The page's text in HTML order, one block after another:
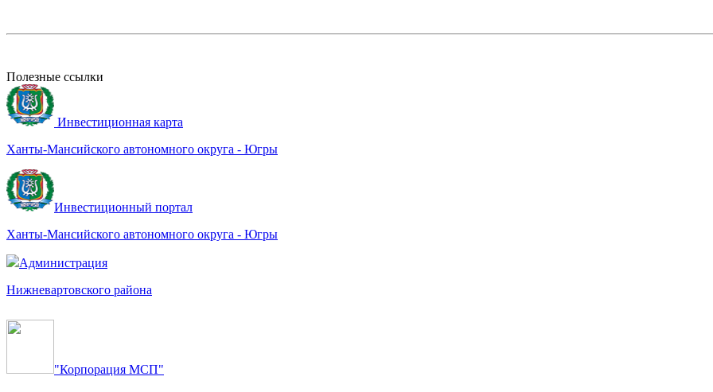
Полезные ссылки
Инвестиционная карта
Ханты-Мансийского автономного округа - Югры
Инвестиционный портал
Ханты-Мансийского автономного округа - Югры
Администрация
Нижневартовского района
"Корпорация МСП"